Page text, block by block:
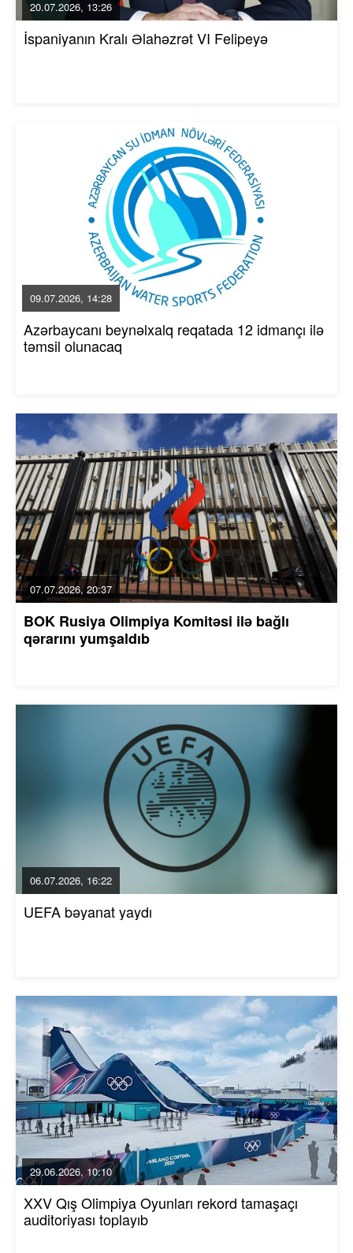
20.07.2026, 13:26
İspaniyanın Kralı Əlahəzrət VI Felipeyə
09.07.2026, 14:28
Azərbaycanı beynəlxalq reqatada 12 idmançı ilə
təmsil olunacaq
07.07.2026, 20:37
BOK Rusiya Olimpiya Komitəsi ilə bağlı
qərarını yumşaldıb
06.07.2026, 16:22
UEFA bəyanat yaydı
29.06.2026, 10:10
XXV Qış Olimpiya Oyunları rekord tamaşaçı
auditoriyası toplayıb